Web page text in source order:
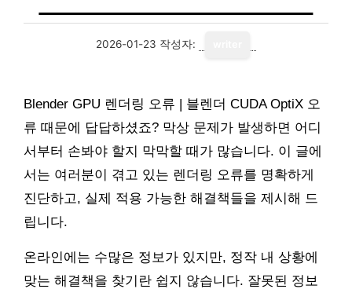
2026-01-23 작성자:
Blender GPU 렌더링 오류 | 블렌더 CUDA OptiX 오
류 때문에 답답하셨죠? 막상 문제가 발생하면 어디
서부터 손봐야 할지 막막할 때가 많습니다. 이 글에
서는 여러분이 겪고 있는 렌더링 오류를 명확하게
진단하고, 실제 적용 가능한 해결책들을 제시해 드
립니다.
온라인에는 수많은 정보가 있지만, 정작 내 상황에
맞는 해결책을 찾기란 쉽지 않습니다. 잘못된 정보